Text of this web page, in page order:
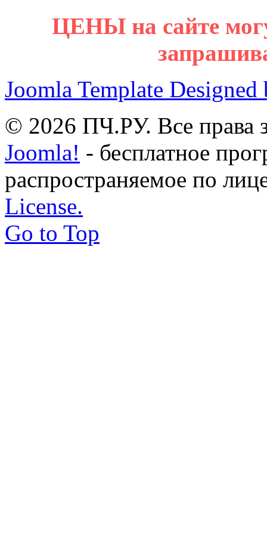
ЦЕНЫ на сайте
Joomla Template Designed
© 2026 ПЧ.РУ. Все права
Joomla! - бесплатное
распространяемое по
License.
Go to Top